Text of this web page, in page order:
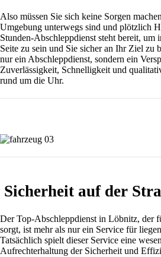
Also müssen Sie sich keine Sorgen
Umgebung unterwegs sind und plötzlich
Stunden-Abschleppdienst steht bereit, um
Seite zu sein und Sie sicher an Ihr Ziel zu
nur ein Abschleppdienst, sondern ein
Zuverlässigkeit, Schnelligkeit und
rund um die Uhr.
Sicherheit auf der
Der Top-Abschleppdienst in Löbnitz, der
sorgt, ist mehr als nur ein Service für
Tatsächlich spielt dieser Service eine
Aufrechterhaltung der Sicherheit und